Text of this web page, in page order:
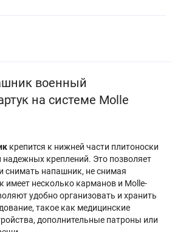
военный
на системе Molle
крепится к нижней части плитоноски
креплений. Это позволяет
снимать напашник, не снимая
имеет несколько карманов и Molle-
удобно организовать и хранить
такое как медицинские
дополнительные патроны или